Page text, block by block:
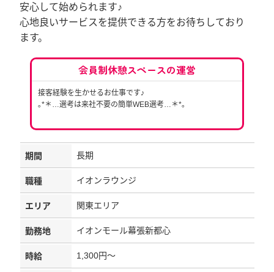
安心して始められます♪
心地良いサービスを提供できる方をお待ちしており
ます。
会員制休憩スペースの運営
接客経験を生かせるお仕事です♪
｡*＊…選考は来社不要の簡単WEB選考…＊*｡
期間 長期
職種 イオンラウンジ
エリア 関東エリア
勤務地 イオンモール幕張新都心
時給 1,300円～